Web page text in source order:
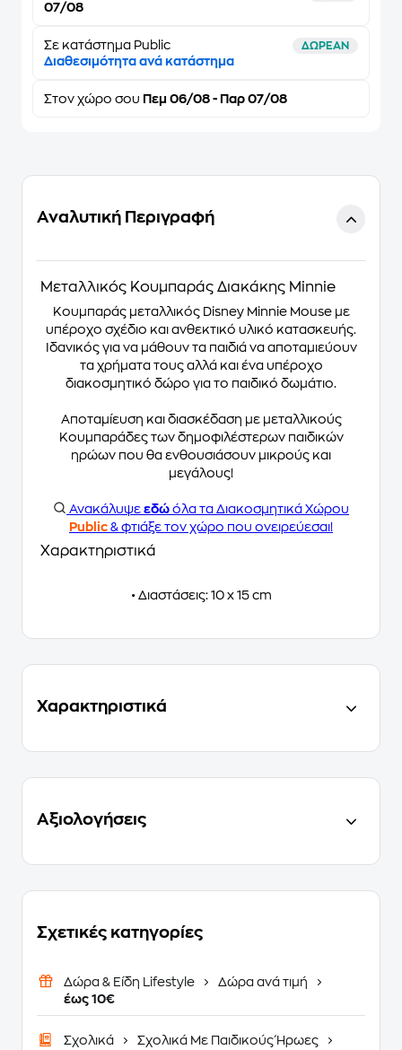
07/08
Σε κατάστημα Public ΔΩΡΕΑΝ
Διαθεσιμότητα ανά κατάστημα
Στον χώρο σου Πεμ 06/08 - Παρ 07/08
Αναλυτική Περιγραφή
Μεταλλικός Κουμπαράς Διακάκης Minnie
Κουμπαράς μεταλλικός Disney Minnie Mouse με
υπέροχο σχέδιο και ανθεκτικό υλικό κατασκευής.
Ιδανικός για να μάθουν τα παιδιά να αποταμιεύουν
τα χρήματα τους αλλά και ένα υπέροχο
διακοσμητικό δώρο για το παιδικό δωμάτιο.
Αποταμίευση και διασκέδαση με μεταλλικούς
Κουμπαράδες των δημοφιλέστερων παιδικών
ηρώων που θα ενθουσιάσουν μικρούς και
μεγάλους!
Ανακάλυψε εδώ όλα τα Διακοσμητικά Χώρου
Public & φτιάξε τον χώρο που ονειρεύεσαι!
Χαρακτηριστικά
• Διαστάσεις: 10 x 15 cm
Χαρακτηριστικά
Αξιολογήσεις
Σχετικές κατηγορίες
Δώρα & Είδη Lifestyle
Δώρα ανά τιμή
έως 10€
Σχολικά Σχολικά Με Παιδικούς Ήρωες